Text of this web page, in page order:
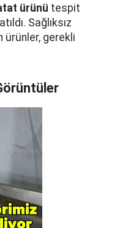
ürünü tespit
Sağlıksız
ürünler, gerekli